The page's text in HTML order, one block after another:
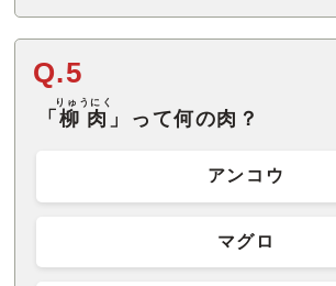
Q.5
「 柳肉
りゅうにく
」って何の肉？
アンコウ
マグロ